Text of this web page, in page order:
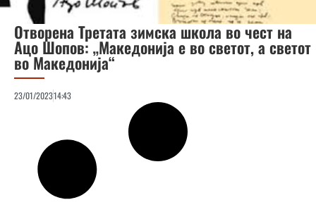
Отворена Третата зимска школа во чест на
Ацо Шопов: „Македонија е во светот, а светот
во Македонија“
23/01/202314:43